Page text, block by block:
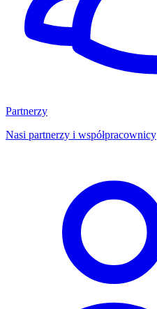
Partnerzy
Nasi partnerzy i współpracownicy